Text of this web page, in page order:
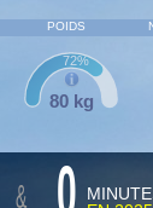
POIDS
80 kg
72%
& 0